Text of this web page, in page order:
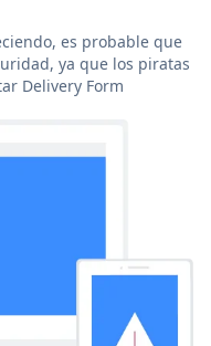
es probable que
ya que los piratas
Delivery Form